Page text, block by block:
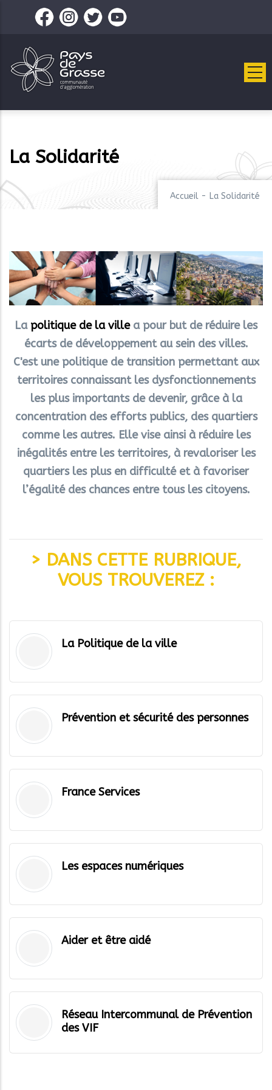
contenu
principal
La Solidarité
Accueil - La Solidarité
La politique de la villea pour but de réduire les
écarts de développement au sein des villes.
C'est une politique de transition permettant aux
territoires connaissant les dysfonctionnements
les plus importants de devenir, grâce à la
concentration des efforts publics, des quartiers
comme les autres. Elle vise ainsi à réduire les
inégalités entre les territoires, à revaloriser les
quartiers les plus en difficulté et à favoriser
l’égalité des chances entre tous les citoyens.
> DANS CETTE RUBRIQUE,
VOUS TROUVEREZ :
La Politique de la ville
Prévention et sécurité des personnes
France Services
Les espaces numériques
Aider et être aidé
Réseau Intercommunal de Prévention
des VIF